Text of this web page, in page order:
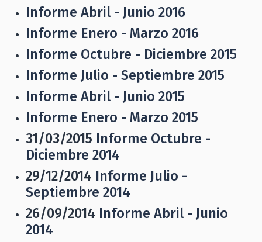
Informe Abril - Junio 2016
Informe Enero - Marzo 2016
Informe Octubre - Diciembre 2015
Informe Julio - Septiembre 2015
Informe Abril - Junio 2015
Informe Enero - Marzo 2015
31/03/2015 Informe Octubre -
Diciembre 2014
29/12/2014 Informe Julio -
Septiembre 2014
26/09/2014 Informe Abril - Junio
2014